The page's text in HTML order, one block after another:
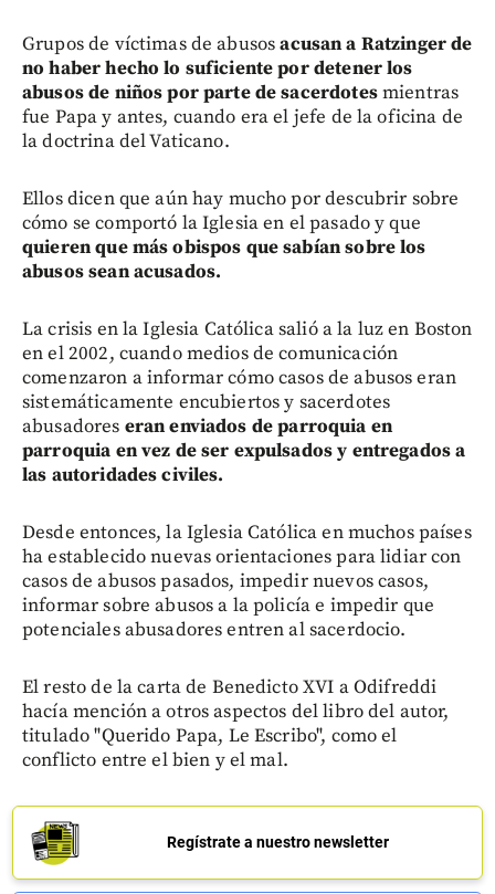
Grupos de víctimas de abusosacusan a Ratzinger de
no haber hecho lo suficiente por detener los
abusos de niños por parte de sacerdotesmientras
fue Papa y antes, cuando era el jefe de la oficina de
la doctrina del Vaticano.
Ellos dicen que aún hay mucho por descubrir sobre
cómo se comportó la Iglesia en el pasado y que
quieren que más obispos que sabían sobre los
abusos sean acusados.
La crisis en la Iglesia Católica salió a la luz en Boston
en el 2002, cuando medios de comunicación
comenzaron a informar cómo casos de abusos eran
sistemáticamente encubiertos y sacerdotes
abusadores eran enviados de parroquia en
parroquia en vez de ser expulsados y entregados a
las autoridades civiles.
Desde entonces, la Iglesia Católica en muchos países
ha establecido nuevas orientaciones para lidiar con
casos de abusos pasados, impedir nuevos casos,
informar sobre abusos a la policía e impedir que
potenciales abusadores entren al sacerdocio.
El resto de la carta de Benedicto XVI a Odifreddi
hacía mención a otros aspectos del libro del autor,
titulado "Querido Papa, Le Escribo", como el
conflicto entre el bien y el mal.
Regístrate a nuestro newsletter